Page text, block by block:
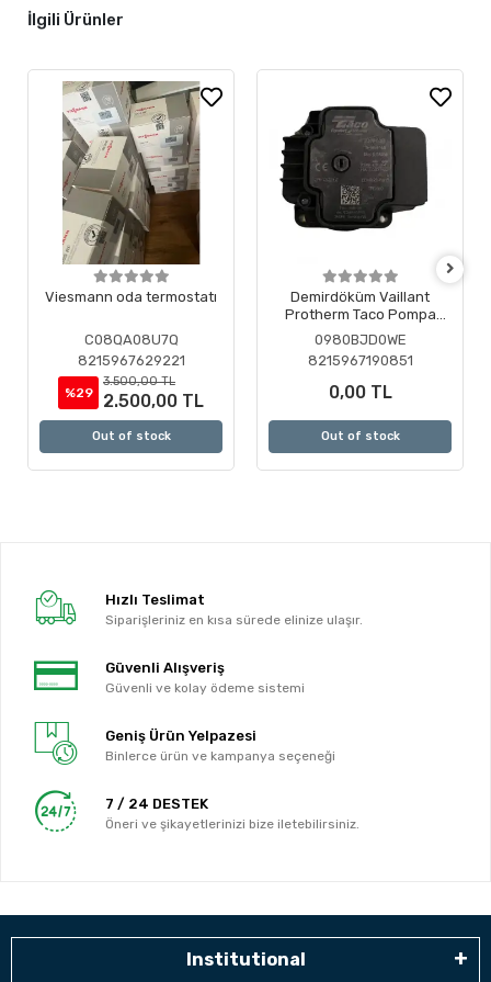
İlgili Ürünler
Viesmann oda termostatı
C08QA08U7Q
8215967629221
%29
3.500,00 TL
2.500,00 TL
Out of stock
Demirdöküm Vaillant
Protherm Taco Pompa
Motoru ( Revizyonlu )
0980BJD0WE
8215967190851
0,00 TL
Out of stock
Hızlı Teslimat
Siparişleriniz en kısa sürede elinize ulaşır.
Güvenli Alışveriş
Güvenli ve kolay ödeme sistemi
Geniş Ürün Yelpazesi
Binlerce ürün ve kampanya seçeneği
7 / 24 DESTEK
Öneri ve şikayetlerinizi bize iletebilirsiniz.
Institutional